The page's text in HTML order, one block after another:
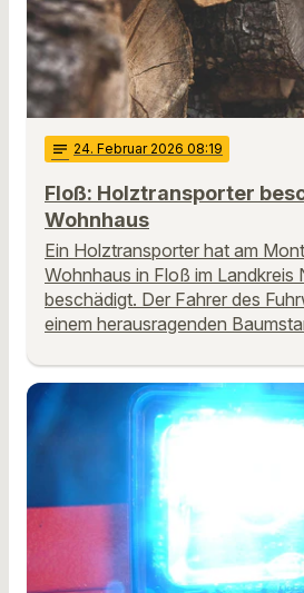
notes 24. Februar 2026 08:19
Floß: Holztransporter
Wohnhaus
Ein Holztransporter hat am
Wohnhaus in Floß im Landkreis
beschädigt. Der Fahrer des
einem herausragenden